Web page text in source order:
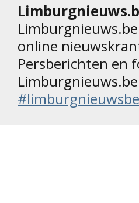
online
Persberichten en
#limburgnieuwsbe